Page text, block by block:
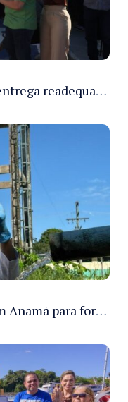
Governador Roberto Cidade entrega readequação do ambulatório da FCecon e amplia capacidade de atendimento oncológico em Manaus
Cosama inicia força-tarefa em Anamã para fortalecer abastecimento de água e segurança hídrica da população